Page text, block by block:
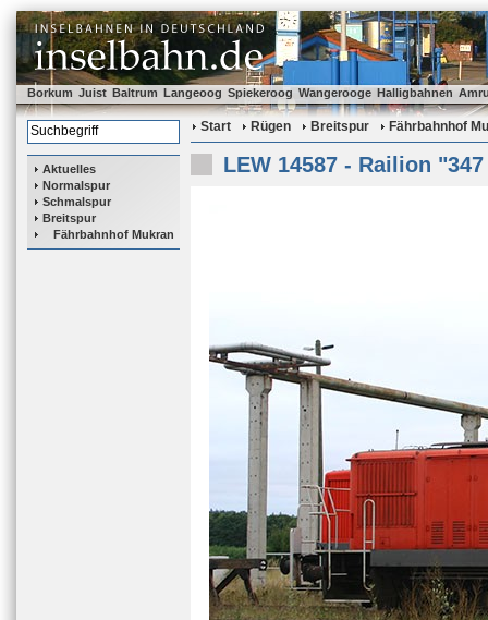
Borkum Juist Baltrum Langeoog Spiekeroog Wangerooge Halligbahnen
Aktuelles
Normalspur
Schmalspur
Breitspur
Fährbahnhof Mukran
Start Rügen Breitspur Fährbahnhof
LEW 14587 - Railion